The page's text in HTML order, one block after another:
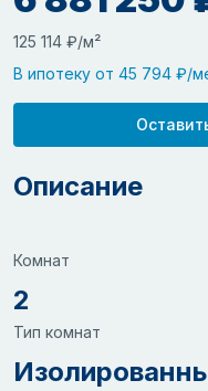
125 114 ₽/м²
В ипотеку от 45 794 ₽/
Описание
Комнат
2
Тип комнат